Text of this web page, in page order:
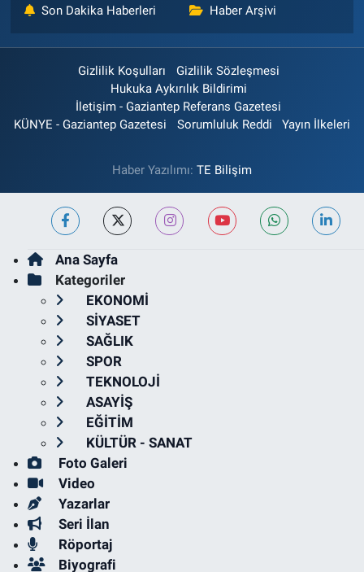
Son Dakika Haberleri Haber Arşivi
Gizlilik Koşulları
Gizlilik Sözleşmesi
Hukuka Aykırılık Bildirimi
İletişim - Gaziantep Referans Gazetesi
KÜNYE - Gaziantep Gazetesi
Sorumluluk Reddi Yayın İlkeleri
Haber Yazılımı: TE Bilişim
Ana Sayfa
Kategoriler
EKONOMİ
SİYASET
SAĞLIK
SPOR
TEKNOLOJİ
ASAYİŞ
EĞİTİM
KÜLTÜR - SANAT
Foto Galeri
Video
Yazarlar
Seri İlan
Röportaj
Biyografi